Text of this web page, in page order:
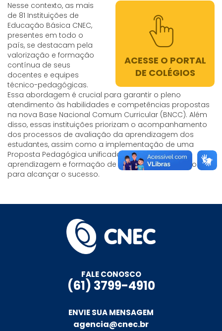
ACESSE O PORTAL
DE COLÉGIOS
Nesse contexto, as mais
de 81 Instituições de
Educação Básica CNEC,
presentes em todo o
país, se destacam pela
valorização e formação
contínua de seus
docentes e equipes
técnico-pedagógicas.
Essa abordagem é crucial para garantir o pleno
atendimento às habilidades e competências propostas
na nova Base Nacional Comum Curricular (BNCC). Além
disso, essas instituições priorizam o acompanhamento
dos processos de avaliação da aprendizagem dos
estudantes, assim como a implementação de uma
Proposta Pedagógica unificada voltada para a
aprendizagem e formação de indivíduos preparados
para alcançar o sucesso.
FALE CONOSCO
(61) 3799-4910
ENVIE SUA MENSAGEM
agencia@cnec.br